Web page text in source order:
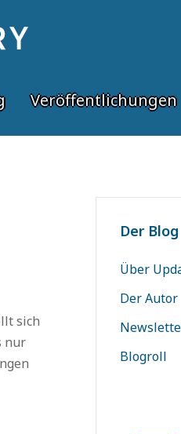
Veröffentlichungen
sich
nur
Der Blog
Über
Der Autor
Blogroll